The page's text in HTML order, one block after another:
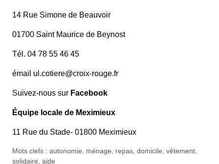
14 Rue Simone de Beauvoir
01700 Saint Maurice de Beynost
Tél. 04 78 55 46 45
émail ul.cotiere@croix-rouge.fr
Suivez-nous sur Facebook
Équipe locale de Meximieux
11 Rue du Stade- 01800 Meximieux
Mots clefs : autonomie, ménage, repas, domicile, vêtement,
solidaire, aide